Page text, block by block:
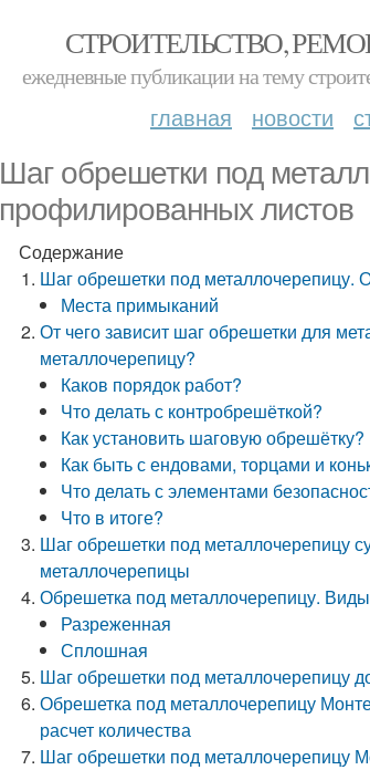
СТРОИТЕЛЬСТВО,
ежедневные публикации на тему
главная новости
Шаг обрешетки под
профилированных листов
Содержание
Шаг обрешетки под металлочерепицу.
Места примыканий
От чего зависит шаг обрешетки для
металлочерепицу?
Каков порядок работ?
Что делать с контробрешёткой?
Как установить шаговую обрешётку?
Как быть с ендовами, торцами и
Что делать с элементами
Что в итоге?
Шаг обрешетки под металлочерепицу
металлочерепицы
Обрешетка под металлочерепицу.
Разреженная
Сплошная
Шаг обрешетки под металлочерепицу
Обрешетка под металлочерепицу
расчет количества
Шаг обрешетки под металлочерепицу